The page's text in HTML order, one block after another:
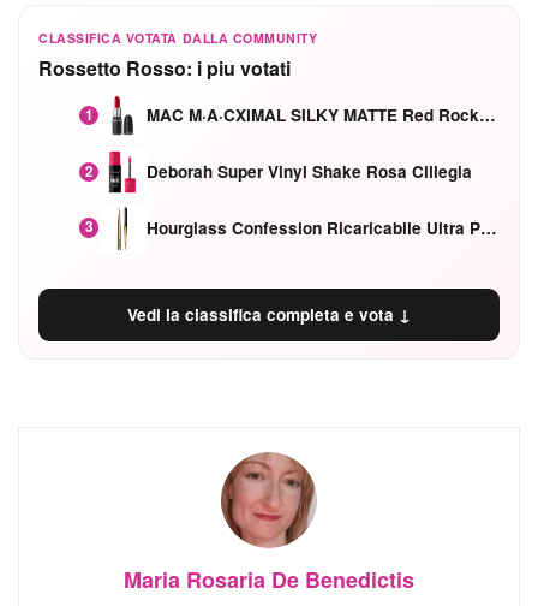
CLASSIFICA VOTATA DALLA COMMUNITY
Rossetto Rosso: i piu votati
1 MAC M·A·CXIMAL SILKY MATTE Red Rock mat
2 Deborah Super Vinyl Shake Rosa Ciliegia
3 Hourglass Confession Ricaricabile Ultra Preciso Ad Alta Intensità Secretly Classic Red
Vedi la classifica completa e vota ↓
Maria Rosaria De Benedictis